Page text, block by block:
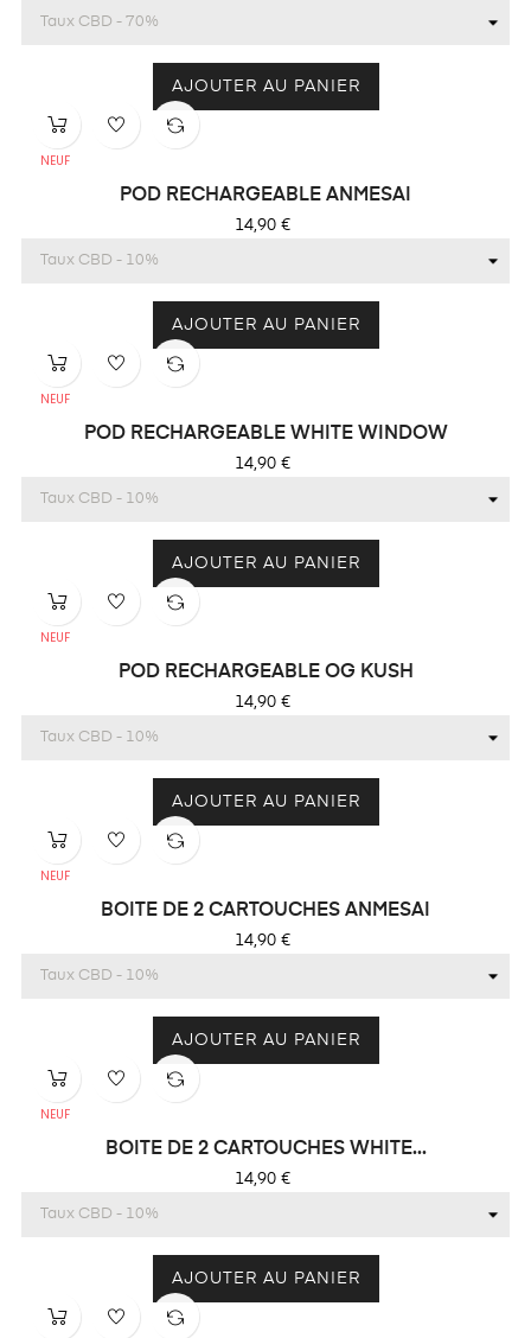
AJOUTER AU PANIER
NEUF
POD RECHARGEABLE ANMESAI
Prix
14,90 €
AJOUTER AU PANIER
NEUF
POD RECHARGEABLE WHITE WINDOW
Prix
14,90 €
AJOUTER AU PANIER
NEUF
POD RECHARGEABLE OG KUSH
Prix
14,90 €
AJOUTER AU PANIER
NEUF
BOITE DE 2 CARTOUCHES ANMESAI
Prix
14,90 €
AJOUTER AU PANIER
NEUF
BOITE DE 2 CARTOUCHES WHITE...
Prix
14,90 €
AJOUTER AU PANIER